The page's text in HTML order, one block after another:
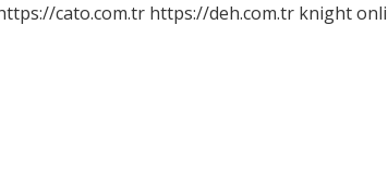
cato.com.tr https://deh.com.tr knight